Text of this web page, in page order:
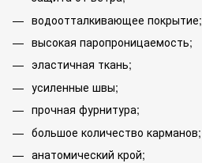
водоотталкивающее покрытие;
высокая паропроницаемость;
эластичная ткань;
усиленные швы;
прочная фурнитура;
большое количество карманов;
анатомический крой;